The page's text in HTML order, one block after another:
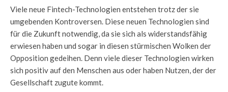
Viele neue Fintech-Technologien entstehen trotz der sie
umgebenden Kontroversen. Diese neuen Technologien sind
für die Zukunft notwendig, da sie sich als widerstandsfähig
erwiesen haben und sogar in diesen stürmischen Wolken der
Opposition gedeihen. Denn viele dieser Technologien wirken
sich positiv auf den Menschen aus oder haben Nutzen, der der
Gesellschaft zugute kommt.